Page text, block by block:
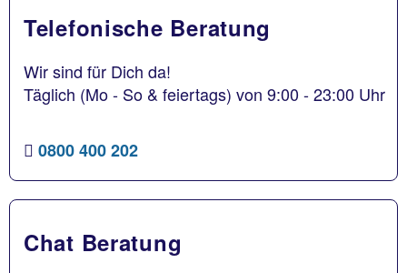
Telefonische Beratung
Wir sind für Dich da!
Täglich (Mo - So & feiertags) von 9:00 - 23:00 Uhr
0800 400 202
Chat Beratung